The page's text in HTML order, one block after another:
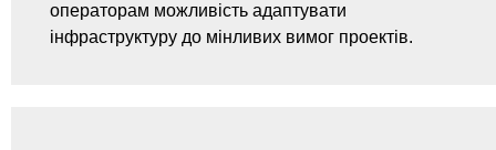
операторам можливість адаптувати
інфраструктуру до мінливих вимог проектів.